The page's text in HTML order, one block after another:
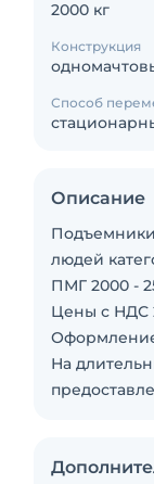
2000 кг
Конструкция
Способ
Описание
людей
ПМГ 2000 -
Цены с НДС
Оформление
На